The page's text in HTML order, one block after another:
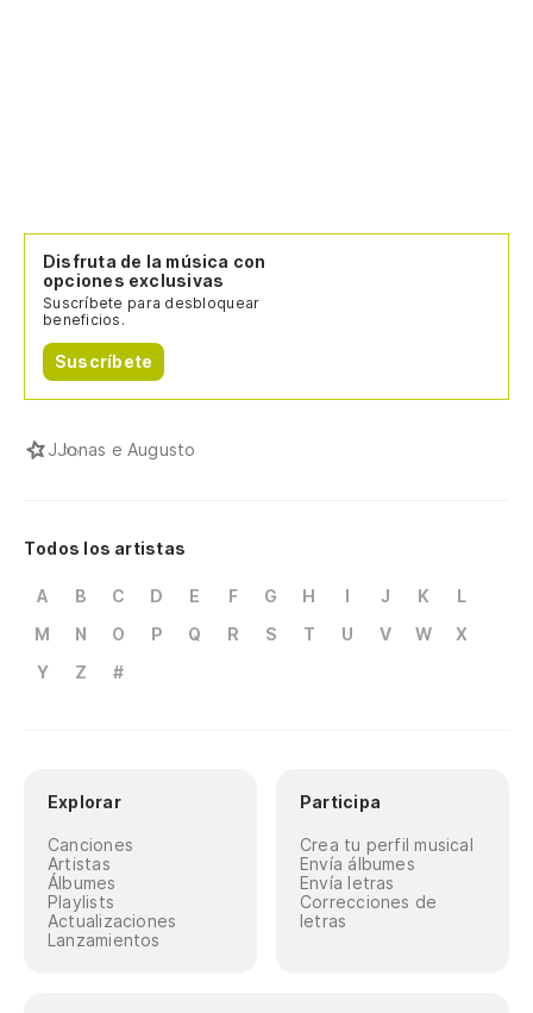
Disfruta de la música con
opciones exclusivas
Suscríbete para desbloquear
beneficios.
Suscríbete
JJonas e Augusto
Todos los artistas
A B C D E F G H I J K
L
M
N O P Q R S T U V W
X
Y
Z #
Explorar
Canciones
Artistas
Álbumes
Playlists
Actualizaciones
Lanzamientos
Participa
Crea tu perfil musical
Envía álbumes
Envía letras
Correcciones de
letras